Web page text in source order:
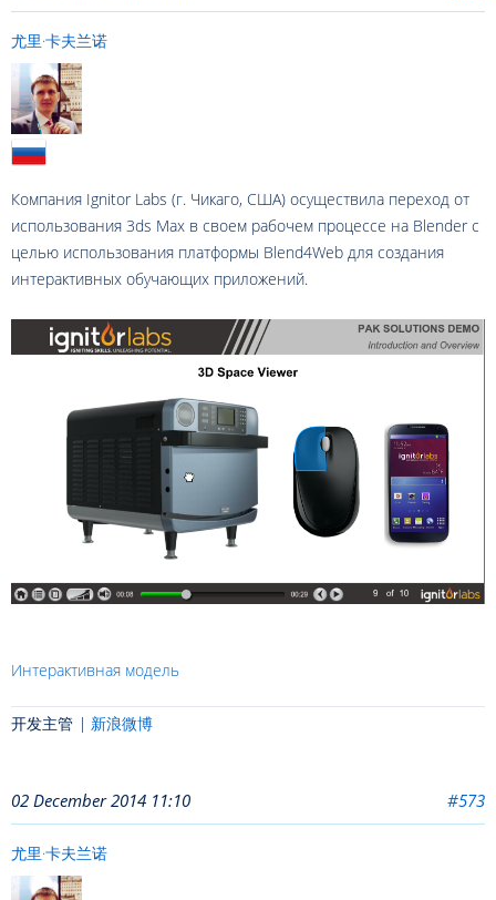
尤里·卡夫兰诺
Компания Ignitor Labs (г. Чикаго, США) осуществила переход от
использования 3ds Max в своем рабочем процессе на Blender с
целью использования платформы Blend4Web для создания
интерактивных обучающих приложений.
Интерактивная модель
开发主管 | 新浪微博
02 December 2014 11:10 #573
尤里·卡夫兰诺